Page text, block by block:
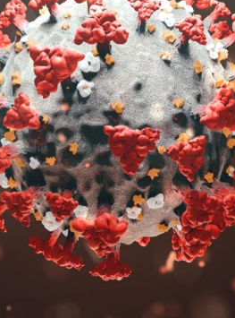
Toujours connectés :
comment le travail
empiète de plus en plus
sur nos soirées
Cancer colorectal : une
stratégie simple aurait
changé la donne au Pays
basque
Chikungunya, dengue,
West Nile : que se passe-
t-il dans le sud de la
France ?